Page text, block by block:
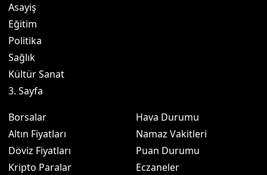
Asayiş
Eğitim
Politika
Sağlık
Kültür Sanat
3. Sayfa
Borsalar
Altın Fiyatları
Döviz Fiyatları
Kripto Paralar
Hava Durumu
Namaz Vakitleri
Puan Durumu
Eczaneler